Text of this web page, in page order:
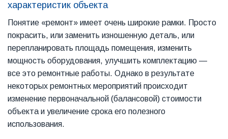
характеристик объекта
Понятие «ремонт» имеет очень широкие рамки. Просто
покрасить, или заменить изношенную деталь, или
перепланировать площадь помещения, изменить
мощность оборудования, улучшить комплектацию —
все это ремонтные работы. Однако в результате
некоторых ремонтных мероприятий происходит
изменение первоначальной (балансовой) стоимости
объекта и увеличение срока его полезного
использования.